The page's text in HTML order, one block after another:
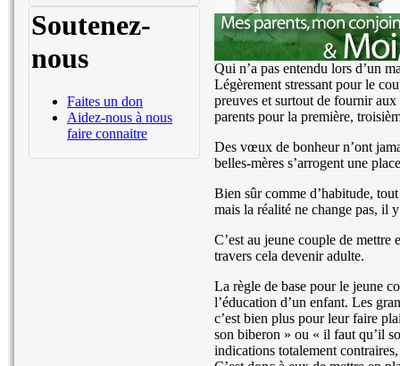
Soutenez-
nous
Faites un don
Aidez-nous à nous
faire connaitre
Qui n’a pas entendu lors d’un
Légèrement stressant pour le
preuves et surtout de fournir aux
parents pour la première,
Des vœux de bonheur n’ont
belles-mères s’arrogent une
Bien sûr comme d’habitude,
mais la réalité ne change pas, il
C’est au jeune couple de mettre
travers cela devenir adulte.
La règle de base pour le jeune
l’éducation d’un enfant. Les
c’est bien plus pour leur faire
son biberon » ou « il faut qu’il
indications totalement